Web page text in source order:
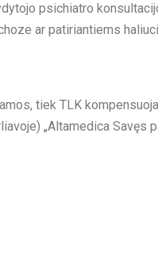
psichiatro
ar patiriantiems
tiek TLK
„Altamedica Savęs